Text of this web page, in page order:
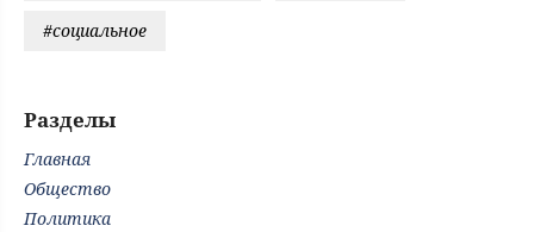
#социальное
Разделы
Главная
Общество
Политика